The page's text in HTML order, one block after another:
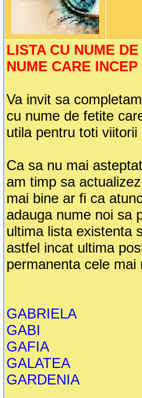
LISTA CU NUME
NUME CARE
Va invit sa
cu nume de fetite
utila pentru toti viitorii
Ca sa nu mai
am timp sa
mai bine ar fi ca
adauga nume noi sa
ultima lista existenta
astfel incat ultima
permanenta cele mai
GABRIELA
GABI
GAFIA
GALATEA
GARDENIA